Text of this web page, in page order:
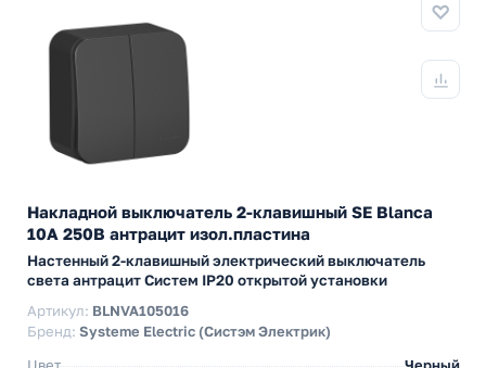
Накладной выключатель 2-клавишный SE Blanca
10А 250В антрацит изол.пластина
Настенный 2-клавишный электрический выключатель
света антрацит Cистем IP20 открытой установки
Артикул: BLNVA105016
Бренд: Systeme Electric (Систэм Электрик)